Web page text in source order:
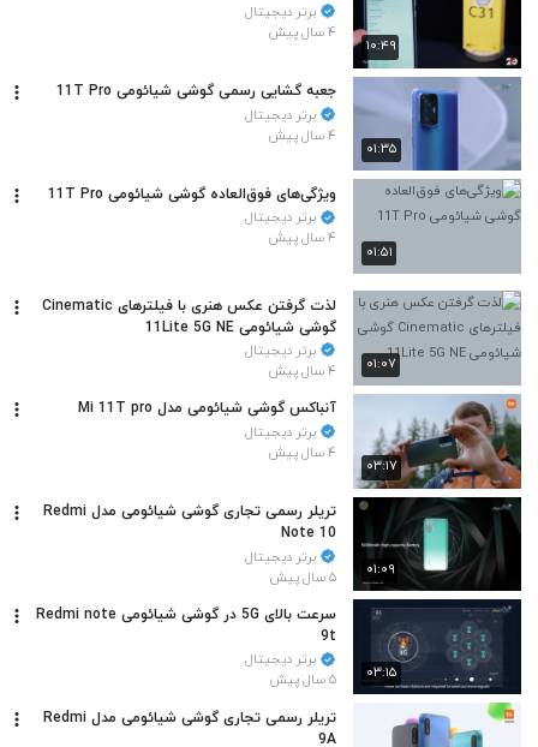
۱۰:۴۹
برتر دیجیتال
۴ سال پیش
۰۱:۳۵
جعبه گشایی رسمی گوشی شیائومی 11T Pro
برتر دیجیتال
۴ سال پیش
۰۱:۵۱
ویژگی‌های فوق‌العاده گوشی شیائومی 11T Pro
برتر دیجیتال
۴ سال پیش
۰۱:۰۷
لذت گرفتن عکس هنری با فیلترهای Cinematic
گوشی شیائومی 11Lite 5G NE
برتر دیجیتال
۴ سال پیش
۰۳:۱۷
آنباکس گوشی شیائومی مدل Mi 11T pro
برتر دیجیتال
۴ سال پیش
۰۱:۰۹
تریلر رسمی تجاری گوشی شیائومی مدل Redmi
Note 10
برتر دیجیتال
۵ سال پیش
۰۳:۱۵
سرعت بالای 5G در گوشی شیائومی Redmi note
9t
برتر دیجیتال
۵ سال پیش
تریلر رسمی تجاری گوشی شیائومی مدل Redmi
9A